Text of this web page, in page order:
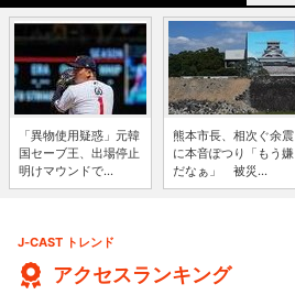
「異物使用疑惑」元韓
国セーブ王、出場停止
明けマウンドで...
熊本市長、相次ぐ余震
に本音ぽつり「もう嫌
だなぁ」 被災...
J-CAST トレンド
アクセスランキング